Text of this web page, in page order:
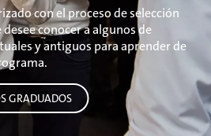
con el proceso de selección
conocer a algunos de
y antiguos para aprender de
GRADUADOS